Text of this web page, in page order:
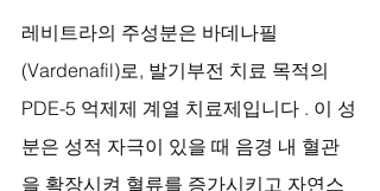
레비트라의 주성분은 바데나필
(Vardenafil)로, 발기부전 치료 목적의
PDE-5 억제제 계열 치료제입니다 . 이 성
분은 성적 자극이 있을 때 음경 내 혈관
을 확장시켜 혈류를 증가시키고 자연스